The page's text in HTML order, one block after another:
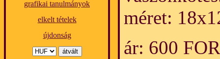
grafikai tanulmányok
elkelt tételek
újdonság
méret:
ár: 600